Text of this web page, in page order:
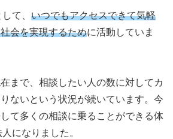
て、 いつでもアクセスできて気軽
会を実現するために活動していま
まで、相談したい人の数に対してカ
ないという状況が続いています。今
て多くの相談に乗ることができる体
になりました。